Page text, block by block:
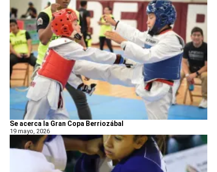
Se acerca la Gran Copa Berriozábal
19 mayo, 2026